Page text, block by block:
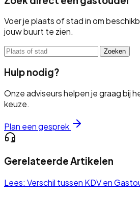
Voer je plaats of stad in om
jouw buurt te zien.
Zoeken
Hulp nodig?
Onze adviseurs helpen je graag bij
keuze.
Plan een gesprek
Gerelateerde Artikelen
Lees: Verschil tussen KDV en